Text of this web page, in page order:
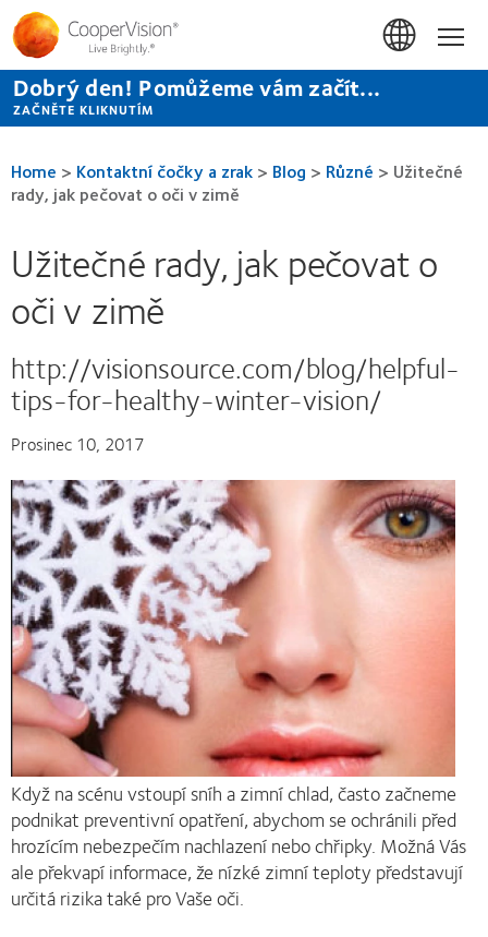
Přejít
hlavnímu
obsahu
Dobrý den! Pomůžeme vám začít...
ZAČNĚTE KLIKNUTÍM
Home > Kontaktní čočky a zrak > Blog > Různé > Užitečné
rady, jak pečovat o oči v zimě
Užitečné rady, jak pečovat o
oči v zimě
http://visionsource.com/blog/helpful-
tips-for-healthy-winter-vision/
Prosinec 10, 2017
Když na scénu vstoupí sníh a zimní chlad, často začneme
podnikat preventivní opatření, abychom se ochránili před
hrozícím nebezpečím nachlazení nebo chřipky. Možná Vás
ale překvapí informace, že nízké zimní teploty představují
určitá rizika také pro Vaše oči.